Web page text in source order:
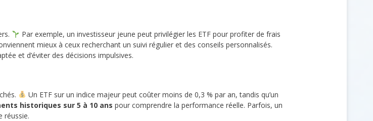
Par exemple, un investisseur jeune peut privilégier les ETF pour profiter de frais
mieux à ceux recherchant un suivi régulier et des conseils personnalisés.
et d’éviter des décisions impulsives.
Un ETF sur un indice majeur peut coûter moins de 0,3 % par an, tandis qu’un
historiques sur 5 à 10 ans pour comprendre la performance réelle. Parfois, un
réussie.